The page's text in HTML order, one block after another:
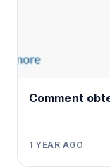
Comment
1 YEAR AGO